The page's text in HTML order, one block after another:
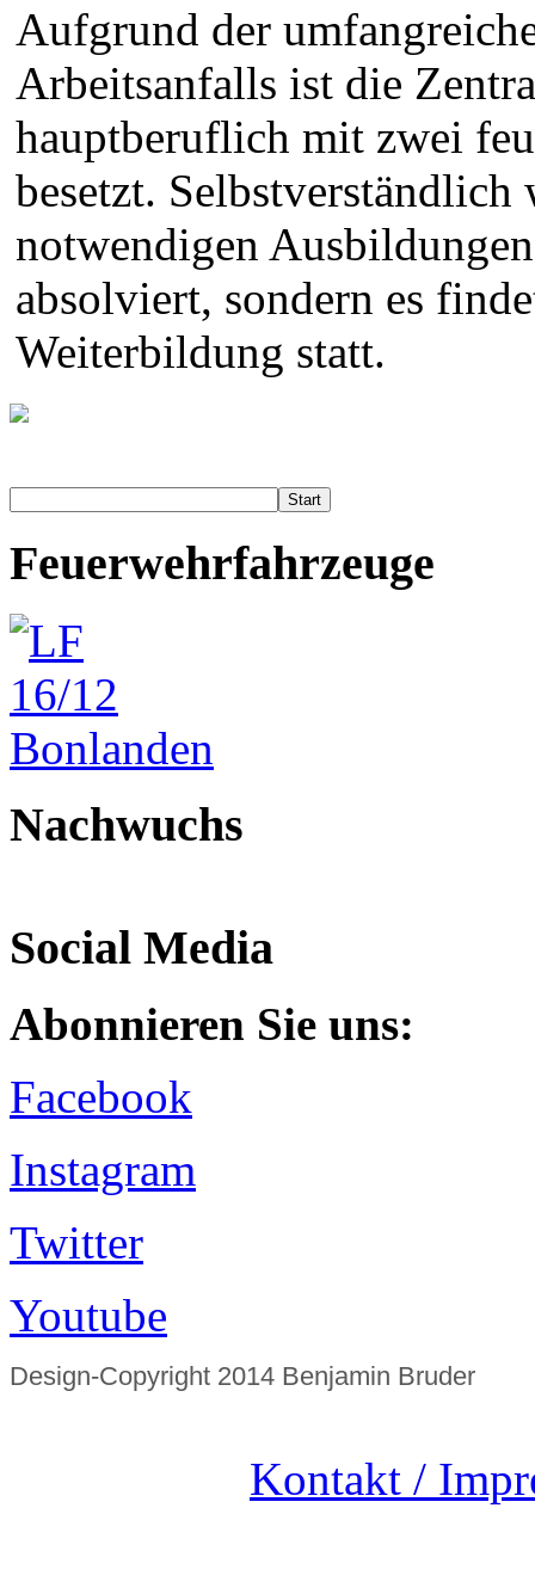
Aufgrund der
Arbeitsanfalls ist die
hauptberuflich mit zwei
besetzt.
notwendigen
absolviert, sondern es
Weiterbildung statt.
Start
Feuerwehrfahrzeuge
Nachwuchs
Social Media
Abonnieren Sie uns:
Facebook
Instagram
Twitter
Youtube
Design-Copyright 2014 Benjamin Bruder
Kontakt /